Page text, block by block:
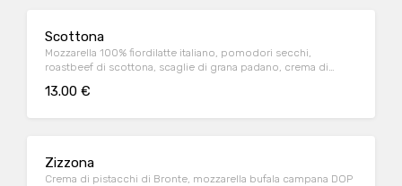
Scottona
Mozzarella 100% fiordilatte italiano, pomodori secchi,
roastbeef di scottona, scaglie di grana padano, crema di
13.00 €
Zizzona
Crema di pistacchi di Bronte, mozzarella bufala campana DOP